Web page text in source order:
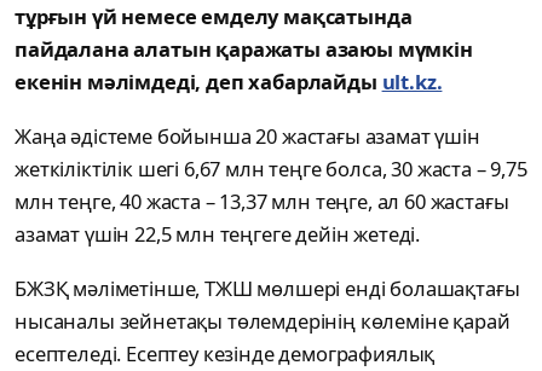
тұрғын үй немесе емделу мақсатында
пайдалана алатын қаражаты азаюы мүмкін
екенін мәлімдеді, деп хабарлайды ult.kz.
Жаңа әдістеме бойынша 20 жастағы азамат үшін
жеткіліктілік шегі 6,67 млн теңге болса, 30 жаста – 9,75
млн теңге, 40 жаста – 13,37 млн теңге, ал 60 жастағы
азамат үшін 22,5 млн теңгеге дейін жетеді.
БЖЗҚ мәліметінше, ТЖШ мөлшері енді болашақтағы
нысаналы зейнетақы төлемдерінің көлеміне қарай
есептеледі. Есептеу кезінде демографиялық